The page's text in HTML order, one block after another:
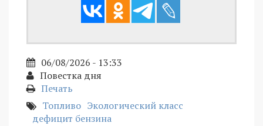
06/08/2026 - 13:33
Повестка дня
Печать
Топливо Экологический класс
дефицит бензина